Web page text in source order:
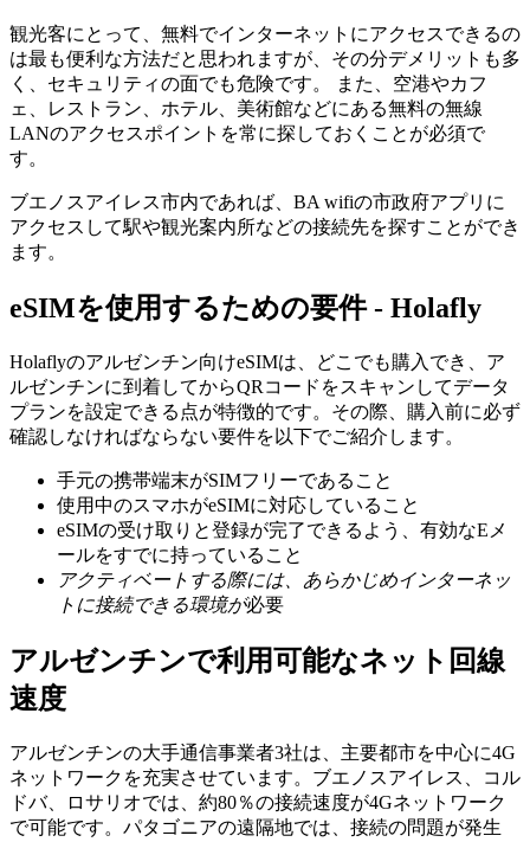
観光客にとって、無料でインターネットにアクセスできるの
は最も便利な方法だと思われますが、その分デメリットも多
く、セキュリティの面でも危険です。 また、空港やカフ
ェ、レストラン、ホテル、美術館などにある無料の無線
LANのアクセスポイントを常に探しておくことが必須で
す。
ブエノスアイレス市内であれば、BA wifiの市政府アプリに
アクセスして駅や観光案内所などの接続先を探すことができ
ます。
eSIMを使用するための要件 ‐ Holafly
Holaflyのアルゼンチン向けeSIMは、どこでも購入でき、ア
ルゼンチンに到着してからQRコードをスキャンしてデータ
プランを設定できる点が特徴的です。その際、購入前に必ず
確認しなければならない要件を以下でご紹介します。
手元の携帯端末がSIMフリーであること
使用中のスマホがeSIMに対応していること
eSIMの受け取りと登録が完了できるよう、有効なEメ
ールをすでに持っていること
アクティベートする際には、あらかじめインターネッ
トに接続できる環境が必要
アルゼンチンで利用可能なネット回線
速度
アルゼンチンの大手通信事業者3社は、主要都市を中心に4G
ネットワークを充実させています。ブエノスアイレス、コル
ドバ、ロサリオでは、約80％の接続速度が4Gネットワーク
で可能です。パタゴニアの遠隔地では、接続の問題が発生